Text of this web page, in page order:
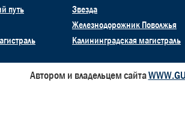
путь
Звезда
Железнодорожник Поволжья
Калининградская магистраль
Автором и владельцем сайта